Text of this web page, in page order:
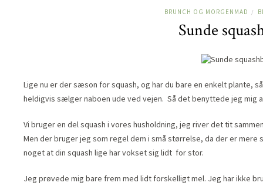
BRUNCH OG MORGENMAD /
Sunde
Lige nu er der sæson for squash, og har du bare en enkelt plante,
heldigvis sælger naboen ude ved vejen. Så det benyttede jeg mig
Vi bruger en del squash i vores husholdning, jeg river det tit
Men der bruger jeg som regel dem i små størrelse, da der er mere
noget at din squash lige har vokset sig lidt for stor.
Jeg prøvede mig bare frem med lidt forskelligt mel. Jeg har ikke